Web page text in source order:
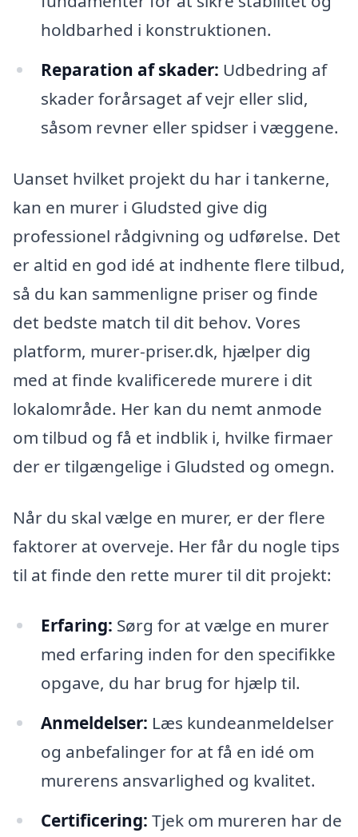
holdbarhed i konstruktionen.
Reparation af skader: Udbedring af
skader forårsaget af vejr eller slid,
såsom revner eller spidser i væggene.
Uanset hvilket projekt du har i tankerne,
kan en murer i Gludsted give dig
professionel rådgivning og udførelse. Det
er altid en god idé at indhente flere tilbud,
så du kan sammenligne priser og finde
det bedste match til dit behov. Vores
platform, murer-priser.dk, hjælper dig
med at finde kvalificerede murere i dit
lokalområde. Her kan du nemt anmode
om tilbud og få et indblik i, hvilke firmaer
der er tilgængelige i Gludsted og omegn.
Når du skal vælge en murer, er der flere
faktorer at overveje. Her får du nogle tips
til at finde den rette murer til dit projekt:
Erfaring: Sørg for at vælge en murer
med erfaring inden for den specifikke
opgave, du har brug for hjælp til.
Anmeldelser: Læs kundeanmeldelser
og anbefalinger for at få en idé om
murerens ansvarlighed og kvalitet.
Certificering: Tjek om mureren har de